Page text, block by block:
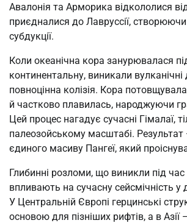
Авалонія та Арморика відкололися
приєдналися до Лавруссії,
субдукції.
Коли океанічна кора занурювалася
континентальну, виникали вулканічні
повноцінна колізія. Кора
й частково плавилась, народжуючи
Цей процес нагадує сучасні Гімалаї,
палеозойському масштабі.
єдиного масиву Пангеї, який
Глибинні розломи, що виникли під час
впливають на сучасну сейсмічність у
У Центральній Європі герцинські
основою для пізніших рифтів, а в